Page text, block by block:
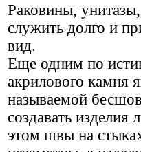
Раковины,
служить долго и
вид.
Еще одним по
акрилового камня
называемой
создавать
этом швы на